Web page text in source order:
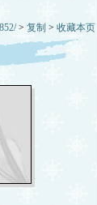
> 复制 > 收藏本页